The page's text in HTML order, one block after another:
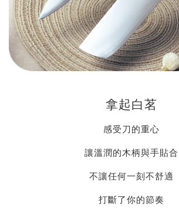
拿起白茗
感受刀的重心
讓溫潤的木柄與手貼合
不讓任何一刻不舒適
打斷了你的節奏